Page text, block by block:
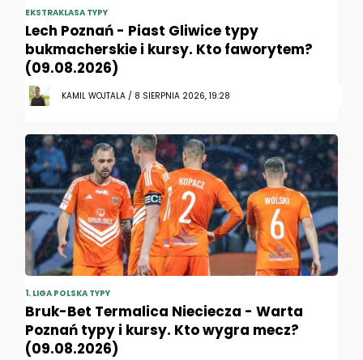
EKSTRAKLASA TYPY
Lech Poznań - Piast Gliwice typy
bukmacherskie i kursy. Kto faworytem?
(09.08.2026)
KAMIL WOJTALA / 8 SIERPNIA 2026, 19:28
1. LIGA POLSKA TYPY
Bruk-Bet Termalica Nieciecza - Warta
Poznań typy i kursy. Kto wygra mecz?
(09.08.2026)